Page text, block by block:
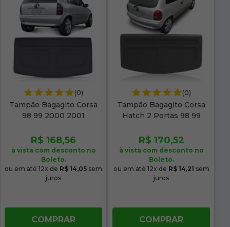
(0)
Tampão Bagagito Corsa
98 99 2000 2001
Cinza
R$ 168,56
à vista com desconto no
Boleto.
ou em até 12x de R$ 14,05 sem
juros
COMPRAR
(0)
Tampão Bagagito Corsa
Hatch 2 Portas 98 99
Cinza
R$ 170,52
à vista com desconto no
Boleto.
ou em até 12x de R$ 14,21 sem
juros
COMPRAR